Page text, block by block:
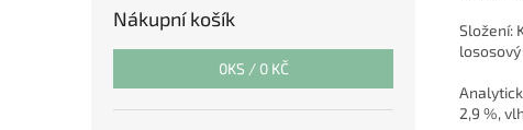
Nákupní košík
0KS / 0 KČ
Složení:
2,9 %,